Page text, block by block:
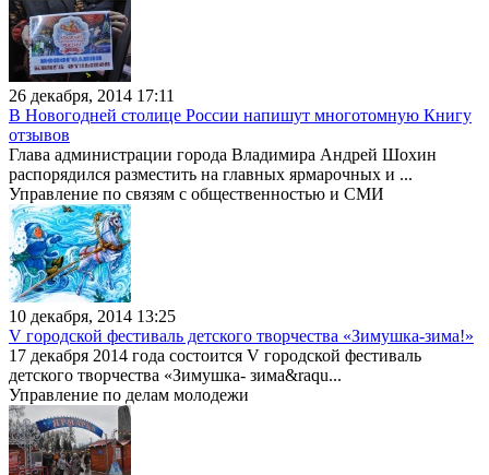
26 декабря, 2014 17:11
В Новогодней столице России напишут многотомную Книгу
отзывов
Глава администрации города Владимира Андрей Шохин
распорядился разместить на главных ярмарочных и ...
Управление по связям с общественностью и СМИ
10 декабря, 2014 13:25
V городской фестиваль детского творчества «Зимушка-зима!»
17 декабря 2014 года состоится V городской фестиваль
детского творчества «Зимушка- зима&raqu...
Управление по делам молодежи